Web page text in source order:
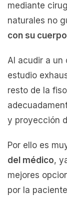
mediante
naturales no
con su cuerpo
Al acudir a un
estudio
resto de la
y proyección
Por ello es
del médico,
mejores
por la